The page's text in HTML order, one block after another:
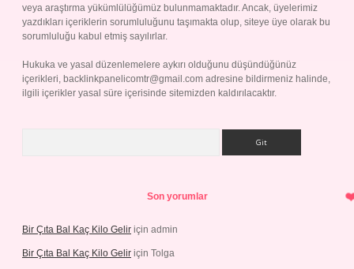
veya araştırma yükümlülüğümüz bulunmamaktadır. Ancak, üyelerimiz
yazdıkları içeriklerin sorumluluğunu taşımakta olup, siteye üye olarak bu
sorumluluğu kabul etmiş sayılırlar.
Hukuka ve yasal düzenlemelere aykırı olduğunu düşündüğünüz
içerikleri, backlinkpanelicomtr@gmail.com adresine bildirmeniz halinde,
ilgili içerikler yasal süre içerisinde sitemizden kaldırılacaktır.
Son yorumlar
Bir Çıta Bal Kaç Kilo Gelir için admin
Bir Çıta Bal Kaç Kilo Gelir için Tolga